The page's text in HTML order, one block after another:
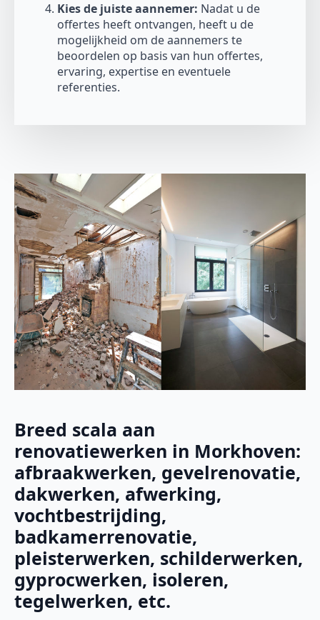
Kies de juiste aannemer: Nadat u de
offertes heeft ontvangen, heeft u de
mogelijkheid om de aannemers te
beoordelen op basis van hun offertes,
ervaring, expertise en eventuele
referenties.
Breed scala aan
renovatiewerken in Morkhoven:
afbraakwerken, gevelrenovatie,
dakwerken, afwerking,
vochtbestrijding,
badkamerrenovatie,
pleisterwerken, schilderwerken,
gyprocwerken, isoleren,
tegelwerken, etc.